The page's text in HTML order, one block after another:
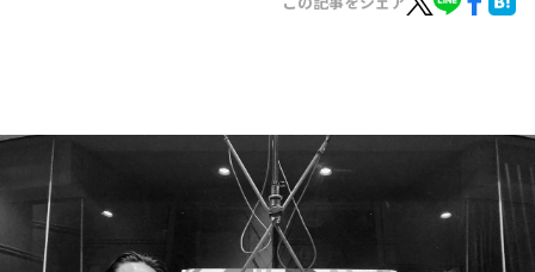
お知らせ
イベント・グッズ
YouTube